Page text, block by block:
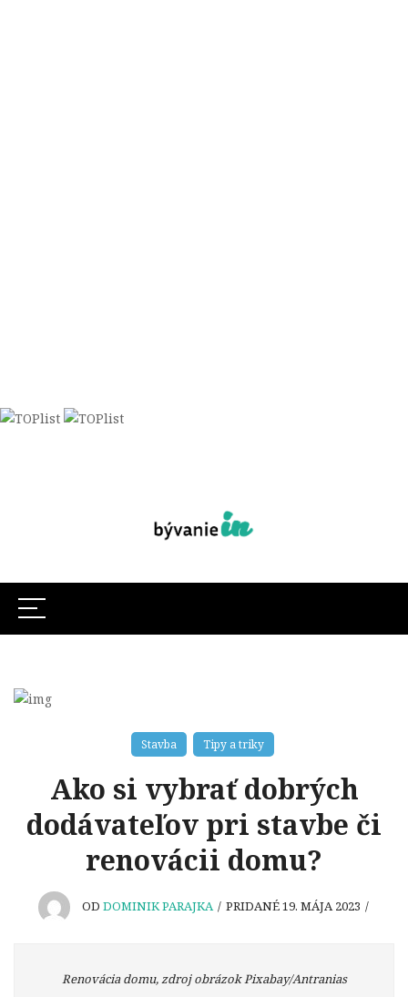
Stavba Tipy a triky
Ako si vybrať dobrých
dodávateľov pri stavbe či
renovácii domu?
OD DOMINIK PARAJKA / PRIDANÉ 19. MÁJA 2023 /
Renovácia domu, zdroj obrázok Pixabay/Antranias